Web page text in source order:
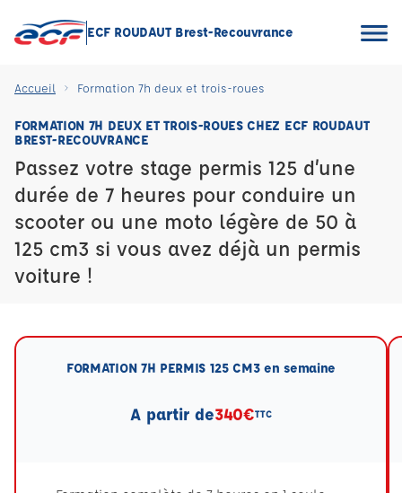
ECF ROUDAUT Brest-Recouvrance
Accueil Formation 7h deux et trois-roues
FORMATION 7H DEUX ET TROIS-ROUES CHEZ ECF ROUDAUT
BREST-RECOUVRANCE
Passez votre stage permis 125 d’une
durée de 7 heures pour conduire un
scooter ou une moto légère de 50 à
125 cm3 si vous avez déjà un permis
voiture !
FORMATION 7H PERMIS 125 CM3 en semaine
A partir de340€TTC